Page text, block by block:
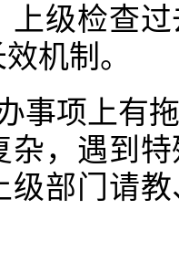
上级检查
机制。
事项上有
杂，遇到
级部门请